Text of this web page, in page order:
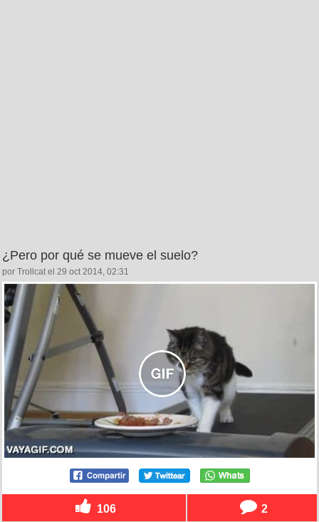
¿Pero por qué se mueve el suelo?
por Trollcat el 29 oct 2014, 02:31
106 2